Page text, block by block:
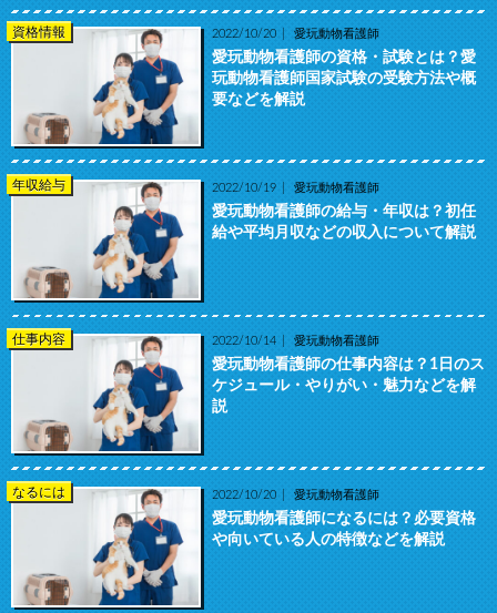
資格情報 2022/10/20 愛玩動物看護師
愛玩動物看護師の資格・試験とは？愛
玩動物看護師国家試験の受験方法や概
要などを解説
年収給与 2022/10/19 愛玩動物看護師
愛玩動物看護師の給与・年収は？初任
給や平均月収などの収入について解説
仕事内容 2022/10/14 愛玩動物看護師
愛玩動物看護師の仕事内容は？1日のス
ケジュール・やりがい・魅力などを解
説
なるには 2022/10/20 愛玩動物看護師
愛玩動物看護師になるには？必要資格
や向いている人の特徴などを解説